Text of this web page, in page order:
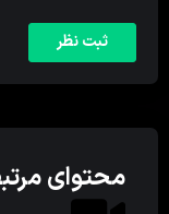
محتوای